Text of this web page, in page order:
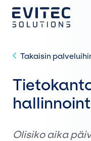
Takaisin
Olisiko aika